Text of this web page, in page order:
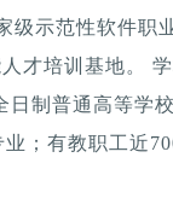
级示范性软件职
才培训基地。
制普通高等学
；有教职工近